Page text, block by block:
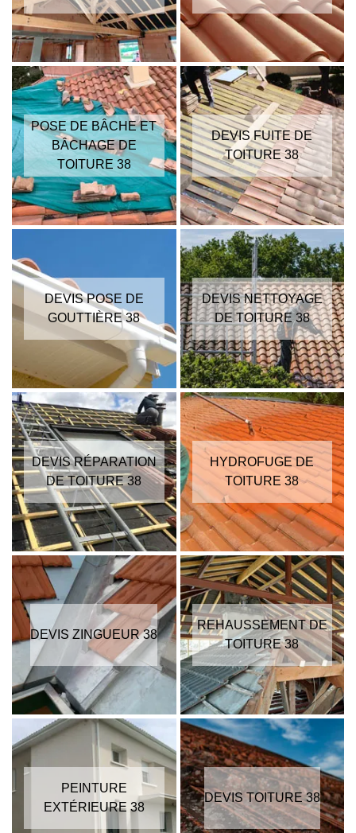
POSE DE BÂCHE ET
BÂCHAGE DE
TOITURE 38
DEVIS FUITE DE
TOITURE 38
DEVIS POSE DE
GOUTTIÈRE 38
DEVIS NETTOYAGE
DE TOITURE 38
DEVIS RÉPARATION
DE TOITURE 38
HYDROFUGE DE
TOITURE 38
DEVIS ZINGUEUR 38
REHAUSSEMENT DE
TOITURE 38
PEINTURE
EXTÉRIEURE 38
DEVIS TOITURE 38